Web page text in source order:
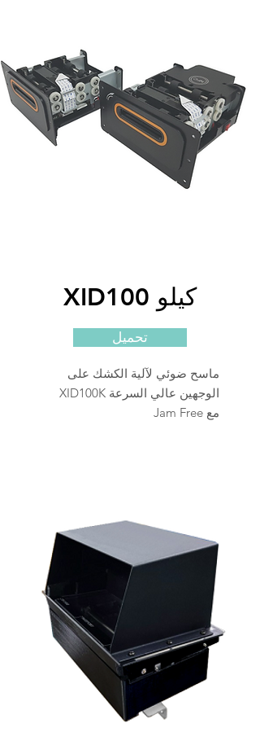
XID100 كيلو
تحميل
ماسح ضوئي لآلية الكشك على
الوجهين عالي السرعة XID100K
مع Jam Free